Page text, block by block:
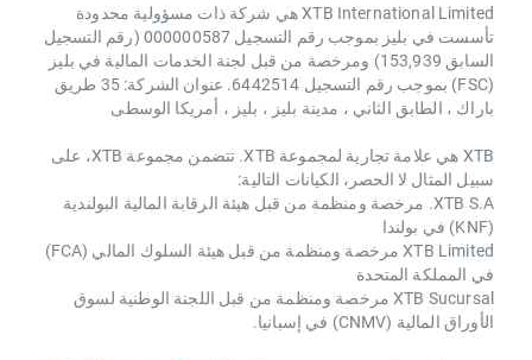
XTB International Limited هي شركة ذات مسؤولية محدودة
تأسست في بليز بموجب رقم التسجيل 000000587 (رقم التسجيل
السابق 153,939) ومرخصة من قبل لجنة الخدمات المالية في بليز
(FSC) بموجب رقم التسجيل 6442514. عنوان الشركة: 35 طريق
باراك ، الطابق الثاني ، مدينة بليز ، بليز ، أمريكا الوسطى
XTB هي علامة تجارية لمجموعة XTB. تتضمن مجموعة XTB، على
سبيل المثال لا الحصر، الكيانات التالية:
XTB S.A. مرخصة ومنظمة من قبل هيئة الرقابة المالية البولندية
(KNF) في بولندا
XTB Limited مرخصة ومنظمة من قبل هيئة السلوك المالي (FCA)
في المملكة المتحدة
XTB Sucursal مرخصة ومنظمة من قبل اللجنة الوطنية لسوق
الأوراق المالية (CNMV) في إسبانيا.